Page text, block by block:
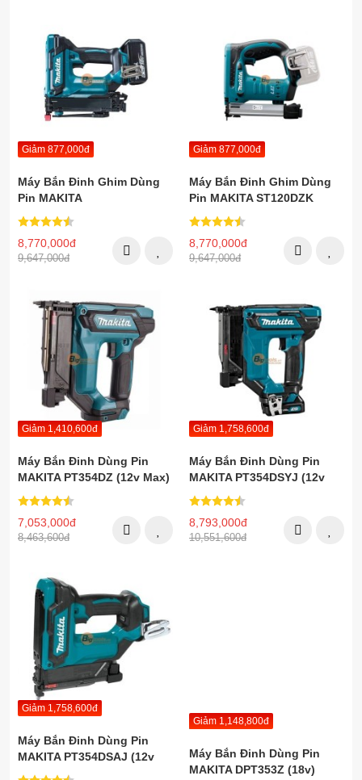
Giảm 877,000đ
Máy Bắn Đinh Ghim Dùng
Pin MAKITA
DST421RFE(14.4v)
8,770,000đ
9,647,000đ
Giảm 877,000đ
Máy Bắn Đinh Ghim Dùng
Pin MAKITA ST120DZK
(14.4v)
8,770,000đ
9,647,000đ
Giảm 1,410,600đ
Máy Bắn Đinh Dùng Pin
MAKITA PT354DZ (12v Max)
7,053,000đ
8,463,600đ
Giảm 1,758,600đ
Máy Bắn Đinh Dùng Pin
MAKITA PT354DSYJ (12v
Max)
8,793,000đ
10,551,600đ
Giảm 1,758,600đ
Máy Bắn Đinh Dùng Pin
MAKITA PT354DSAJ (12v
Max)
Giảm 1,148,800đ
Máy Bắn Đinh Dùng Pin
MAKITA DPT353Z (18v)